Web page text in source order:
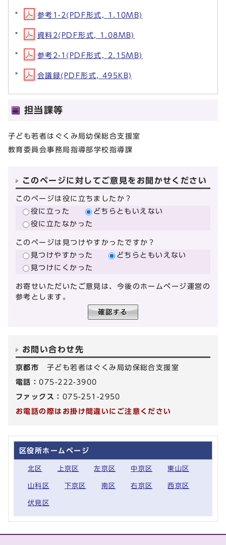
参考1-2(PDF形式, 1.10MB)
資料2(PDF形式, 1.08MB)
参考2-1(PDF形式, 2.15MB)
会議録(PDF形式, 495KB)
担当課等
子ども若者はぐくみ局幼保総合支援室
教育委員会事務局指導部学校指導課
このページに対してご意見をお聞かせください
このページは役に立ちましたか？
役に立った
どちらともいえない
役に立たなかった
このページは見つけやすかったですか？
見つけやすかった
どちらともいえない
見つけにくかった
お寄せいただいたご意見は、今後のホームページ運営の
参考とします。
お問い合わせ先
京都市 子ども若者はぐくみ局幼保総合支援室
電話：075-222-3900
ファックス： 075-251-2950
お電話の際はお掛け間違いにご注意ください
区役所ホームページ
北区 上京区 左京区 中京区 東山区
山科区 下京区 南区 右京区 西京区
伏見区